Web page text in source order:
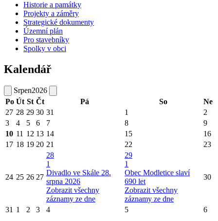
Historie a památky
Projekty a záměry
Strategické dokumenty
Územní plán
Pro stavebníky
Spolky v obci
Kalendář
Srpen2026
Po Út St Čt Pá So
Ne
27 28 29 30 31 1
2
3
4 5 6 7 8
9
10 11 12 13 14 15
16
17 18 19 20 21 22 23
24 25 26 27
28
1
Divadlo ve Skále 28.
srpna 2026
Zobrazit všechny
záznamy ze dne
29
1
Obec Modletice slaví
690 let
Zobrazit všechny
záznamy ze dne
30
31 1 2 3 4 5 6